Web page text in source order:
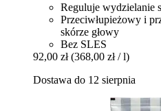
Reguluje wydzielanie
Przeciwłupieżowy i
skórze głowy
Bez SLES
92,00 zł (368,00 zł / l)
Dostawa do 12 sierpnia